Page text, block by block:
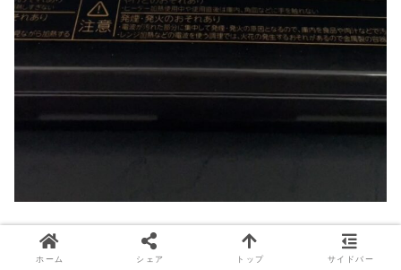
⑦オーブン１６０度で焼き色を見ながら約１２分焼く。
ホーム シェア トップ サイドバー